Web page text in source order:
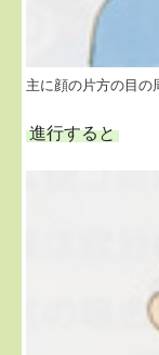
主に顔の片方の目の
進行すると